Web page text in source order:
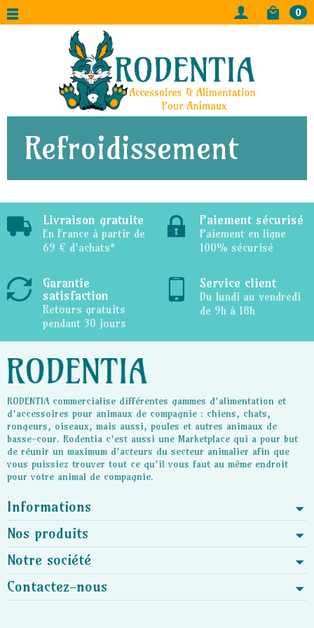
0
Refroidissement
Livraison gratuite
En France à partir de
69 € d'achats*
Paiement sécurisé
Paiement en ligne
100% sécurisé
Garantie
satisfaction
Retours gratuits
pendant 30 jours
Service client
Du lundi au vendredi
de 9h à 18h
RODENTIA commercialise différentes gammes d'alimentation et
d'accessoires pour animaux de compagnie : chiens, chats,
rongeurs, oiseaux, mais aussi, poules et autres animaux de
basse-cour. Rodentia c'est aussi une Marketplace qui a pour but
de réunir un maximum d'acteurs du secteur animalier afin que
vous puissiez trouver tout ce qu'il vous faut au même endroit
pour votre animal de compagnie.
Informations
Nos produits
Notre société
Contactez-nous